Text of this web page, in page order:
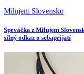
Milujem Slovensko
Speváčka z Milujem
silný odkaz o sebaprijatí